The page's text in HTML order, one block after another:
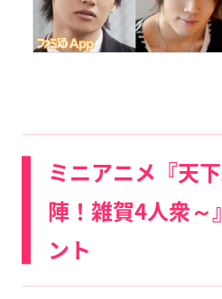
ミニアニメ『天
陣！雑賀4人衆～
ント